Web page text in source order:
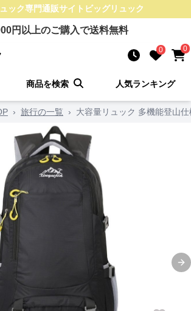
ック専門通販サイト ビッグリュック
円以上のご購入で送料無料
0 0
商品を検索 人気ランキング
› 旅行の一覧 › 大容量リュック 多機能登山